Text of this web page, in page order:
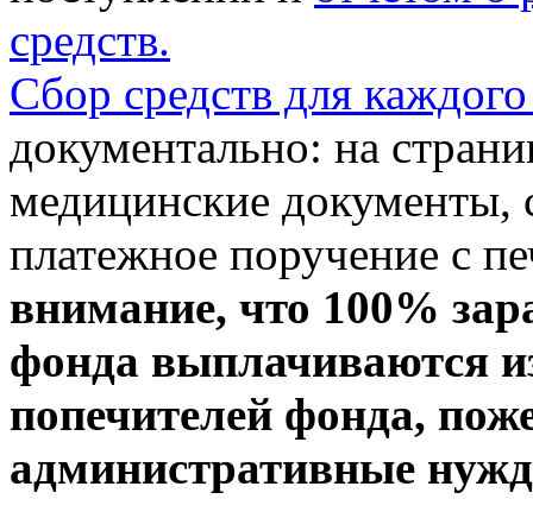
средств.
Сбор средств для
документально: на
медицинские документы,
платежное поручение с
внимание, что 100%
фонда выплачиваются
попечителей фонда,
административные